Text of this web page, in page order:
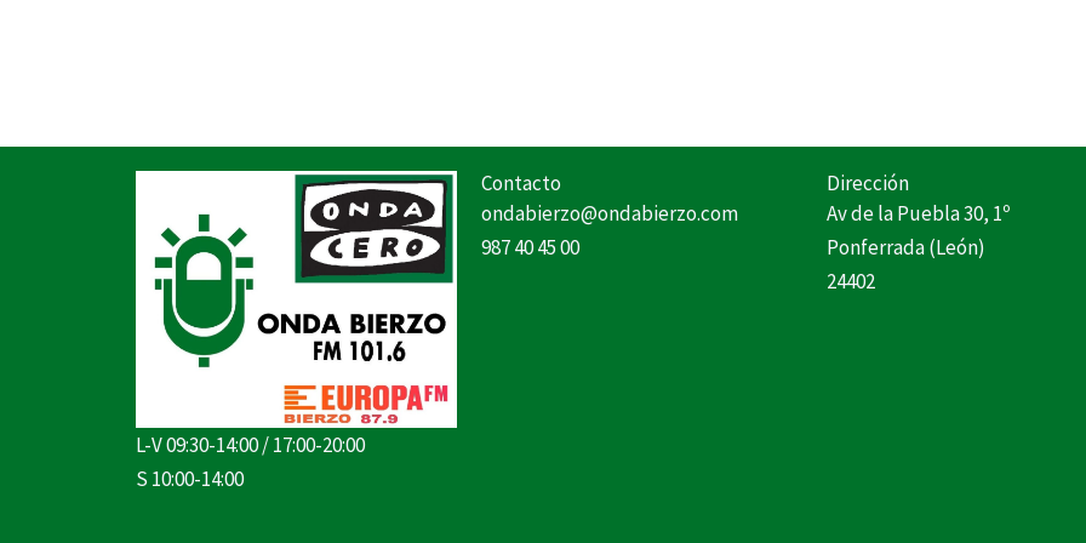
L-V 09:30-14:00 / 17:00-20:00
S 10:00-14:00
Contacto
ondabierzo@ondabierzo.com
987 40 45 00
Dirección
Av de la Puebla 30, 1º
Ponferrada (León)
24402